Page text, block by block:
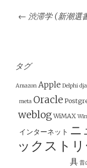
投
稿
ビ
ゲ
ー
シ
ョ
ン
← 渋滞学 (新潮選
タグ
Amazon Apple Delphi
meta Oracle
weblog WiMAX
インターネット ニ
ックストリ
具 昔